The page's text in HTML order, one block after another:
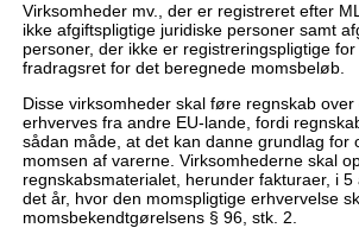
Virksomheder mv., der er registreret efter
ikke afgiftspligtige juridiske personer samt
personer, der ikke er registreringspligtige
fradragsret for det beregnede momsbeløb.
Disse virksomheder skal føre regnskab
erhverves fra andre EU-lande, fordi
sådan måde, at det kan danne grundlag for
momsen af varerne. Virksomhederne skal
regnskabsmaterialet, herunder fakturaer, i
det år, hvor den momspligtige erhvervelse
momsbekendtgørelsens § 96, stk. 2.